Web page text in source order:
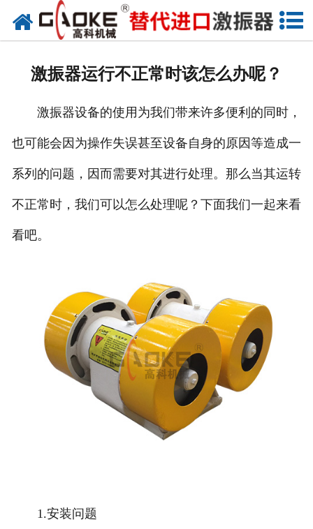
首页
联系高科
激振器运行不正常时该怎么办呢？
激振器设备的使用为我们带来许多便利的同时，
也可能会因为操作失误甚至设备自身的原因等造成一
系列的问题，因而需要对其进行处理。那么当其运转
不正常时，我们可以怎么处理呢？下面我们一起来看
看吧。
1.安装问题